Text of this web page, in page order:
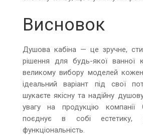
Висновок
Душова кабіна — це зручне,
рішення для будь-якої ванної
великому вибору моделей
ідеальний варіант під свої
шукаєте якісну та надійну
увагу на продукцію компанії
поєднує в собі естетику,
функціональність.